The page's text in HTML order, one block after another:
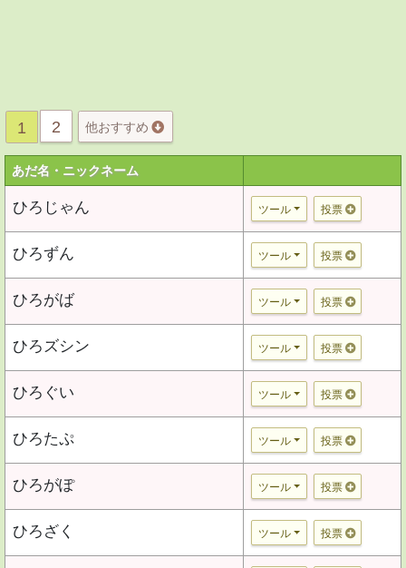
1 2 他おすすめ
あだ名・ニックネーム
ひろじゃん ツール 投票
ひろずん ツール 投票
ひろがば ツール 投票
ひろズシン ツール 投票
ひろぐい ツール 投票
ひろたぷ ツール 投票
ひろがぽ ツール 投票
ひろざく ツール 投票